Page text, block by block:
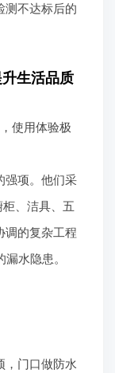
测不达标后的
生活品质
使用体验极
强项。他们采
、洁具、五
调的复杂工程
水隐患。
，门口做防水